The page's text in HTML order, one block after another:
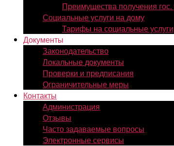
Преимущества получения
Социальные услуги на дому
Тарифы на социальные услуги
Документы
Законодательство
Локальные документы
Проверки и предписания
Ограничительные меры
Контакты
Администрация
Отзывы
Часто задаваемые вопросы
Электронные сервисы